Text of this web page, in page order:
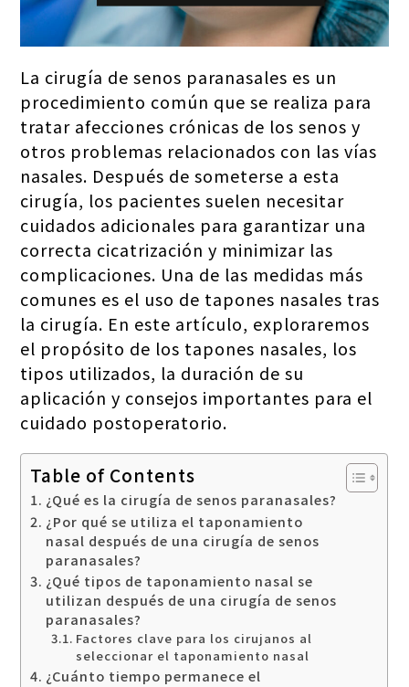
La cirugía de senos paranasales es un
procedimiento común que se realiza para
tratar afecciones crónicas de los senos y
otros problemas relacionados con las vías
nasales. Después de someterse a esta
cirugía, los pacientes suelen necesitar
cuidados adicionales para garantizar una
correcta cicatrización y minimizar las
complicaciones. Una de las medidas más
comunes es el uso de tapones nasales tras
la cirugía. En este artículo, exploraremos
el propósito de los tapones nasales, los
tipos utilizados, la duración de su
aplicación y consejos importantes para el
cuidado postoperatorio.
Table of Contents
¿Qué es la cirugía de senos paranasales?
¿Por qué se utiliza el taponamiento
nasal después de una cirugía de senos
paranasales?
¿Qué tipos de taponamiento nasal se
utilizan después de una cirugía de senos
paranasales?
Factores clave para los cirujanos al
seleccionar el taponamiento nasal
¿Cuánto tiempo permanece el